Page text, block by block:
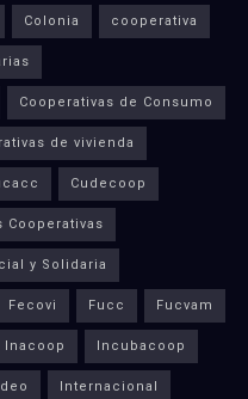
Colonia cooperativa
Cooperativas de Consumo
de vivienda
Cudecoop
Cooperativas
y Solidaria
Fecovi Fucc Fucvam
Inacoop Incubacoop
Internacional